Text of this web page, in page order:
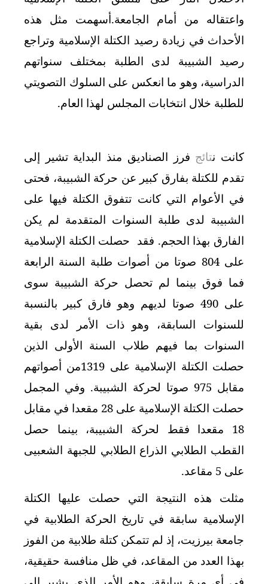
واعتقاله من أمام الجامعة.أسهمت مثل هذه
الأحداث في زيادة رصيد الكتلة الإسلامية وتراجع
رصيد الشبيبة لدى الطلبة بمختلف سنواتهم
الدراسية، وهو ما انعكس على السلوك التصويتي
للطلبة خلال انتخابات المجلس لهذا العام.
كانت نتائج فرز الصناديق منذ البداية تشير إلى
تقدم للكتلة بفارق كبير عن حركة الشبيبة، فحتى
في الأعوام التي كانت تتفوق الكتلة فيها على
الشبيبة لدى طلبة السنوات المتقدمة لم يكن
الفارق بهذا الحجم. فقد حصلت الكتلة الإسلامية
على 804 صوتا من أصوات طلبة السنة الرابعة
فما فوق بينما لم تحصل حركة الشبيبة سوى
على 490 صوتا لديهم وهو فارق كبير بالنسبة
للسنوات السابقة، وهو ذات الأمر لدى بقية
السنوات بما فيهم طلاب السنة الأولى الذين
حصلت الكتلة الإسلامية على 1319من أصواتهم
مقابل 975 صوتا لحركة الشبيبة. وفي المجمل
حصلت الكتلة الإسلامية على 28 مقعدا في مقابل
18 مقعدا فقط لحركة الشبيبة، بينما حصل
القطب الطلابي الذراع الطلابي للجبهة الشعبيى
على 5 مقاعد.
مثلت هذه النتيجة التي حصلت عليها الكتلة
الإسلامية سابقة في تاريخ الحركة الطلابية في
جامعة بيرزيت، إذ لم تتمكن كتلة طلابية من الفوز
بهذا العدد من المقاعد، في ظل منافسة حقيقية،